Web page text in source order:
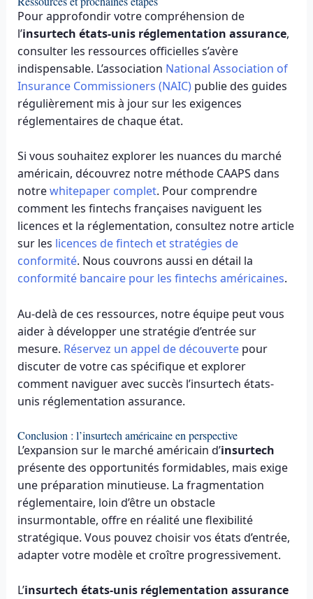
Pour approfondir votre compréhension de
l’insurtech états-unis réglementation assurance,
consulter les ressources officielles s’avère
indispensable. L’association National Association of
Insurance Commissioners (NAIC)publie des guides
régulièrement mis à jour sur les exigences
réglementaires de chaque état.
Si vous souhaitez explorer les nuances du marché
américain, découvrez notre méthode CAAPS dans
notrewhitepaper complet. Pour comprendre
comment les fintechs françaises naviguent les
licences et la réglementation, consultez notre article
sur les licences de fintech et stratégies de
conformité. Nous couvrons aussi en détail la
conformité bancaire pour les fintechs américaines.
Au-delà de ces ressources, notre équipe peut vous
aider à développer une stratégie d’entrée sur
mesure. Réservez un appel de découvertepour
discuter de votre cas spécifique et explorer
comment naviguer avec succès l’insurtech états-
unis réglementation assurance.
Conclusion : l’insurtech américaine en perspective
L’expansion sur le marché américain d’insurtech
présente des opportunités formidables, mais exige
une préparation minutieuse. La fragmentation
réglementaire, loin d’être un obstacle
insurmontable, offre en réalité une flexibilité
stratégique. Vous pouvez choisir vos états d’entrée,
adapter votre modèle et croître progressivement.
L’insurtech états-unis réglementation assurance